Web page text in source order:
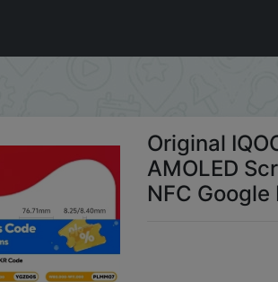
Phone 6.83 Inch 144Hz
Original
AMOLED
NFC